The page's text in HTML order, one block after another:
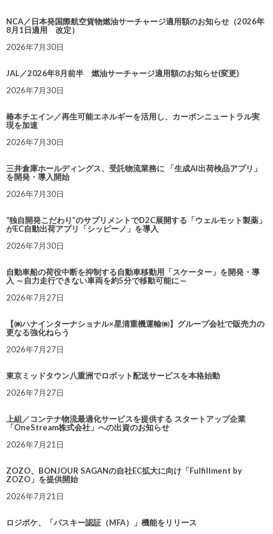
NCA／日本発国際航空貨物燃油サーチャージ適用額のお知らせ（2026年
8月1日適用 改定）
2026年7月30日
JAL／2026年8月前半 燃油サーチャージ適用額のお知らせ(変更)
2026年7月30日
椿本チエイン／再生可能エネルギーを活用し、カーボンニュートラル実
現を加速
2026年7月30日
三井倉庫ホールディングス、受託物流業務に 「生成AI出荷検品アプリ」
を開発・導入開始
2026年7月30日
“独自開発こだわり”のサプリメントでD2C展開する「ウェルモット製薬」
がEC自動出荷アプリ「シッピーノ」を導入
2026年7月30日
自動車船の荷役中断を抑制する自動車移動用「スケーター」を開発・導
入 ～自力走行できない車両を約5分で移動可能に～
2026年7月27日
【㈱ハナインターナショナル×星清重機運輸㈱】グループ会社で販売力の
更なる強化ねらう
2026年7月27日
東京ミッドタウン八重洲でロボット配送サービスを本格始動
2026年7月27日
上組／コンテナ物流最適化サービスを提供する スタートアップ企業
「OneStream株式会社」への出資のお知らせ
2026年7月21日
ZOZO、BONJOUR SAGANの自社EC拡大に向け「Fulfillment by
ZOZO」を提供開始
2026年7月21日
ロジポケ、「パスキー認証（MFA）」機能をリリース